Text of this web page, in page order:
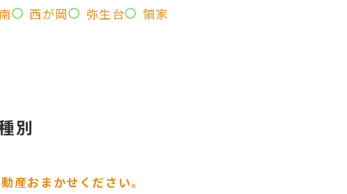
西が岡 弥生台
領家
別
産おまかせください。